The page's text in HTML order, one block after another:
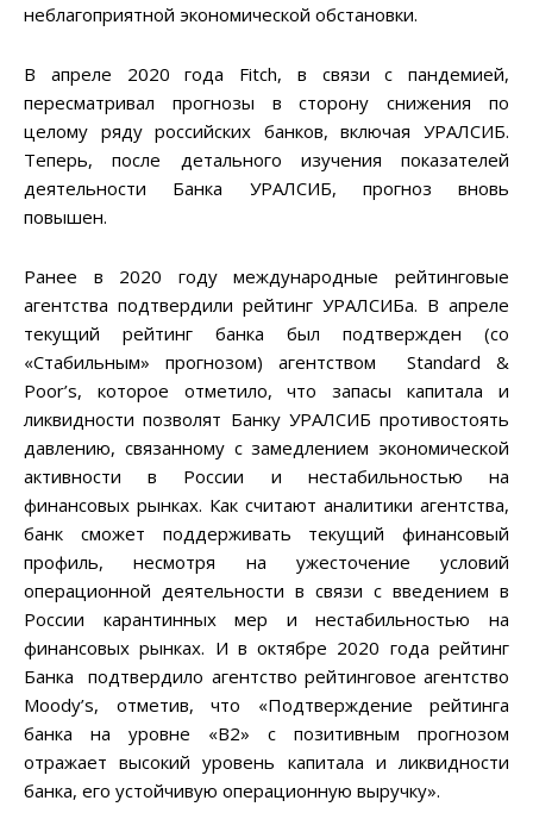
неблагоприятной экономической обстановки.
В апреле 2020 года Fitch, в связи с пандемией,
пересматривал прогнозы в сторону снижения по
целому ряду российских банков, включая УРАЛСИБ.
Теперь, после детального изучения показателей
деятельности Банка УРАЛСИБ, прогноз вновь
повышен.
Ранее в 2020 году международные рейтинговые
агентства подтвердили рейтинг УРАЛСИБа. В апреле
текущий рейтинг банка был подтвержден (со
«Стабильным» прогнозом) агентством Standard &
Poor’s, которое отметило, что запасы капитала и
ликвидности позволят Банку УРАЛСИБ противостоять
давлению, связанному с замедлением экономической
активности в России и нестабильностью на
финансовых рынках. Как считают аналитики агентства,
банк сможет поддерживать текущий финансовый
профиль, несмотря на ужесточение условий
операционной деятельности в связи с введением в
России карантинных мер и нестабильностью на
финансовых рынках. И в октябре 2020 года рейтинг
Банка подтвердило агентство рейтинговое агентство
Moody’s, отметив, что «Подтверждение рейтинга
банка на уровне «В2» с позитивным прогнозом
отражает высокий уровень капитала и ликвидности
банка, его устойчивую операционную выручку».